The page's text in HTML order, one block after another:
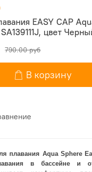
EASY CAP
цвет
790.00 руб
В корзину
плавания Aqua Sphere
в бассейне и